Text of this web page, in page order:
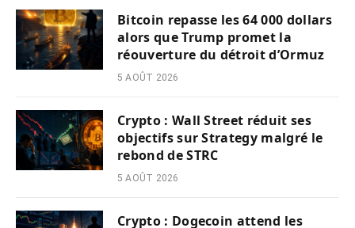
Bitcoin repasse les 64 000 dollars
alors que Trump promet la
réouverture du détroit d’Ormuz
5 AOÛT 2026
Crypto : Wall Street réduit ses
objectifs sur Strategy malgré le
rebond de STRC
5 AOÛT 2026
Crypto : Dogecoin attend les